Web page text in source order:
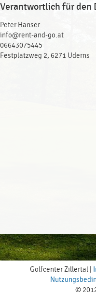
Verantwortlich für den
Peter Hanser
info@rent-and-go.at
06643075445
Festplatzweg 2, 6271 Uderns
Golfcenter Zillertal |
©